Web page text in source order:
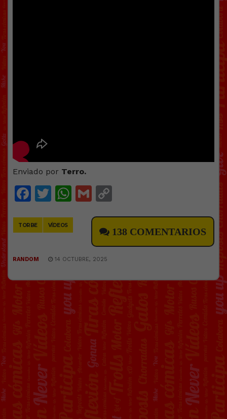
Enviado por Terro.
Facebook
Twitter
WhatsApp
Gmail
TORBE VÍDEOS
138 COMENTARIOS
RANDOM 14 OCTUBRE, 2025